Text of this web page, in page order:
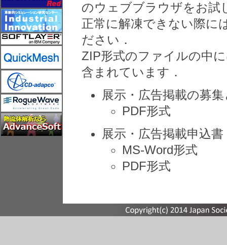
のウェブブラウザをお試
正常に解凍できない際に
ださい．
ZIP形式のファイルの中
含まれています．
展示・広告掲載の募
PDF形式
展示・広告掲載申込書
MS-Word形式
PDF形式